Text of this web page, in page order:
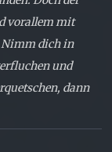
vorallem mit
Nimm dich in
und
dann